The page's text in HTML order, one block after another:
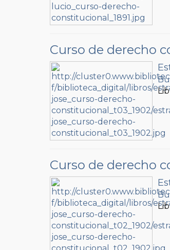
Curso de derecho
Curso de derecho